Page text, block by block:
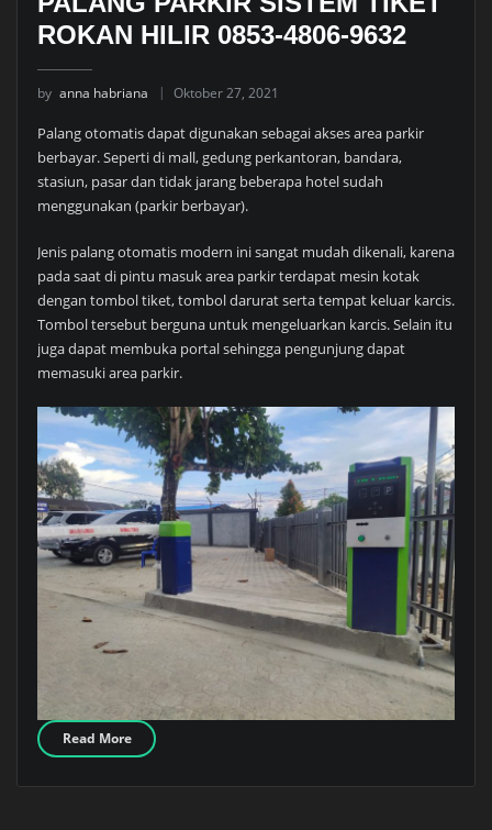
ROKAN HILIR 0853-4806-9632
by anna habriana Oktober 27, 2021
Palang otomatis dapat digunakan sebagai akses area parkir
berbayar. Seperti di mall, gedung perkantoran, bandara,
stasiun, pasar dan tidak jarang beberapa hotel sudah
menggunakan (parkir berbayar).
Jenis palang otomatis modern ini sangat mudah dikenali, karena
pada saat di pintu masuk area parkir terdapat mesin kotak
dengan tombol tiket, tombol darurat serta tempat keluar karcis.
Tombol tersebut berguna untuk mengeluarkan karcis. Selain itu
juga dapat membuka portal sehingga pengunjung dapat
memasuki area parkir.
Read More